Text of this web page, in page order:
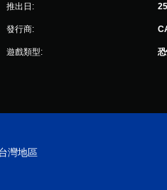
推出日:
發行商:
遊戲類型:
灣地區